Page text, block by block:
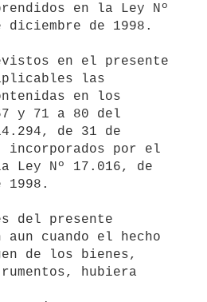
en la Ley Nº
diciembre de 1998.
en el presente
las
en los
y 71 a 80 del
de 31 de
incorporados por el
Ley Nº 17.016, de
1998.
del presente
cuando el hecho
de los bienes,
hubiera